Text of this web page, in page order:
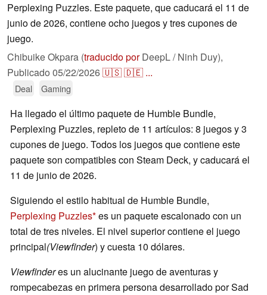
Perplexing Puzzles. Este paquete, que caducará el 11 de
junio de 2026, contiene ocho juegos y tres cupones de
juego.
Chibuike Okpara (traducido porDeepL / Ninh Duy),
Publicado 05/22/2026🇺🇸🇩🇪 ...
Deal Gaming
Ha llegado el último paquete de Humble Bundle,
Perplexing Puzzles, repleto de 11 artículos: 8 juegos y 3
cupones de juego. Todos los juegos que contiene este
paquete son compatibles con Steam Deck, y caducará el
11 de junio de 2026.
Siguiendo el estilo habitual de Humble Bundle,
Perplexing Puzzles es un paquete escalonado con un
total de tres niveles. El nivel superior contiene el juego
principal(Viewfinder) y cuesta 10 dólares.
Viewfinderes un alucinante juego de aventuras y
rompecabezas en primera persona desarrollado por Sad